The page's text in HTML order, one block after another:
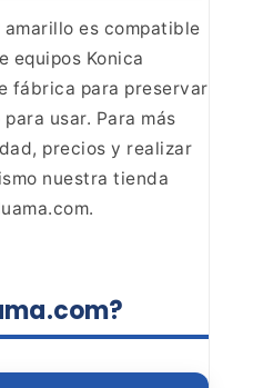
es compatible
equipos Konica
fábrica para preservar
usar. Para más
precios y realizar
nuestra tienda